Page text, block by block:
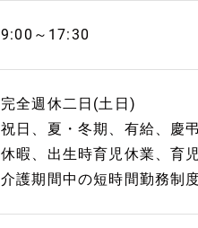
9:00～17:30
完全週休二日(土日)
祝日、夏・冬期、有給、慶
休暇、出生時育児休業、育
介護期間中の短時間勤務制